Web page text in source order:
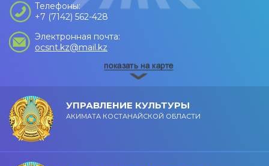
Телефоны:
+7 (7142) 562-428
Электронная почта:
ocsnt.kz@mail.kz
УПРАВЛЕНИЕ КУЛЬТУРЫ
АКИМАТА КОСТАНАЙСКОЙ ОБЛАСТИ